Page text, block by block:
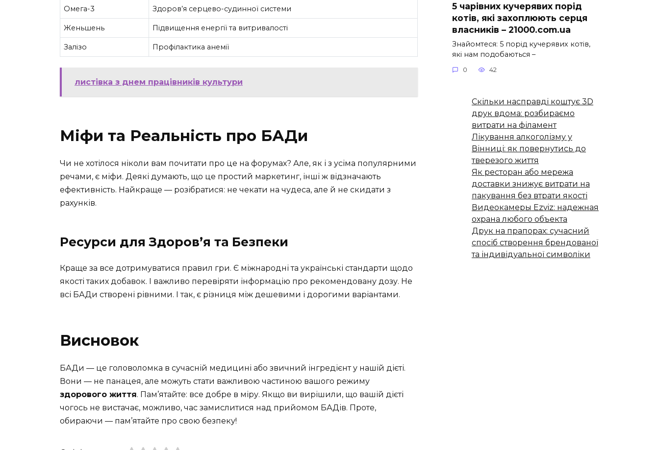
Омега-3 Здоров’я серцево-судинної системи
Женьшень Підвищення енергії та витривалості
Залізо Профілактика анемії
листівка з днем працівників культури
Міфи та Реальність про БАДи
Чи не хотілося ніколи вам почитати про це на форумах? Але, як і з усіма популярними
речами, є міфи. Деякі думають, що це простий маркетинг, інші ж відзначають
ефективність. Найкраще — розібратися: не чекати на чудеса, але й не скидати з
рахунків.
Ресурси для Здоров’я та Безпеки
Краще за все дотримуватися правил гри. Є міжнародні та українські стандарти щодо
якості таких добавок. І важливо перевіряти інформацію про рекомендовану дозу. Не
всі БАДи створені рівними. І так, є різниця між дешевими і дорогими варіантами.
Висновок
БАДи — це головоломка в сучасній медицині або звичний інгредієнт у нашій дієті.
Вони — не панацея, але можуть стати важливою частиною вашого режиму
здорового життя. Пам’ятайте: все добре в міру. Якщо ви вирішили, що вашій дієті
чогось не вистачає, можливо, час замислитися над прийомом БАДів. Проте,
обираючи — пам’ятайте про свою безпеку!
5 чарівних кучерявих порід
котів, які захоплюють серця
власників – 21000.com.ua
Знайомтеся: 5 порід кучерявих котів,
які нам подобаються –
0 42
Скільки насправді коштує 3D
друк вдома: розбираємо
витрати на філамент
Лікування алкоголізму у
Вінниці: як повернутись до
тверезого життя
Як ресторан або мережа
доставки знижує витрати на
пакування без втрати якості
Видеокамеры Ezviz: надежная
охрана любого объекта
Друк на прапорах: сучасний
спосіб створення брендованої
та індивідуальної символіки